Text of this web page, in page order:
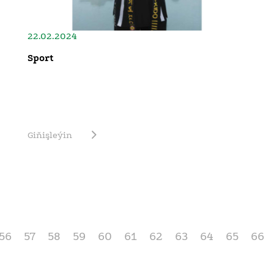
22.02.2024
Sport
Giňişleýin
57 58 59 60 61 62 63 64 65 66